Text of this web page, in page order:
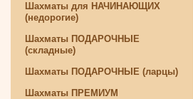
Шахматы для НАЧИНАЮЩИХ
(недорогие)
Шахматы ПОДАРОЧНЫЕ
(складные)
Шахматы ПОДАРОЧНЫЕ (ларцы)
Шахматы ПРЕМИУМ